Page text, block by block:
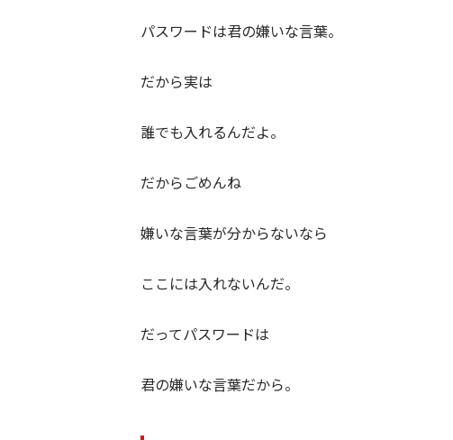
パスワードは君の嫌いな言葉。
だから実は
誰でも入れるんだよ。
だからごめんね
嫌いな言葉が分からないなら
ここには入れないんだ。
だってパスワードは
君の嫌いな言葉だから。